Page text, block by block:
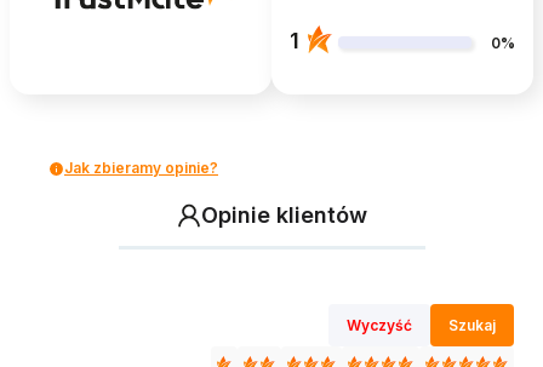
1 0%
Jak zbieramy opinie?
Opinie klientów
Wyczyść Szukaj